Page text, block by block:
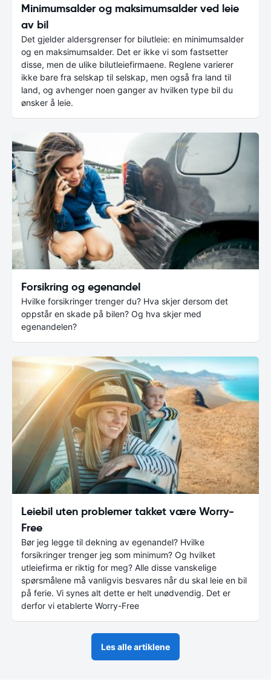
Minimumsalder og maksimumsalder ved leie
av bil
Det gjelder aldersgrenser for bilutleie: en minimumsalder
og en maksimumsalder. Det er ikke vi som fastsetter
disse, men de ulike bilutleiefirmaene. Reglene varierer
ikke bare fra selskap til selskap, men også fra land til
land, og avhenger noen ganger av hvilken type bil du
ønsker å leie.
Forsikring og egenandel
Hvilke forsikringer trenger du? Hva skjer dersom det
oppstår en skade på bilen? Og hva skjer med
egenandelen?
Leiebil uten problemer takket være Worry-
Free
Bør jeg legge til dekning av egenandel? Hvilke
forsikringer trenger jeg som minimum? Og hvilket
utleiefirma er riktig for meg? Alle disse vanskelige
spørsmålene må vanligvis besvares når du skal leie en bil
på ferie. Vi synes alt dette er helt unødvendig. Det er
derfor vi etablerte Worry-Free
Les alle artiklene